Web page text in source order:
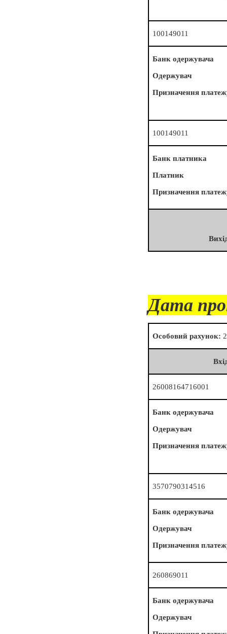
100149011
Банк одержувача
Одержувач
Призначення
100149011
Банк платника
Платник
Призначення
Дата
Особовий рахунок:
26008164716001
Банк одержувача
Одержувач
Призначення
3570790314516
Банк одержувача
Одержувач
Призначення
260869011
Банк одержувача
Одержувач